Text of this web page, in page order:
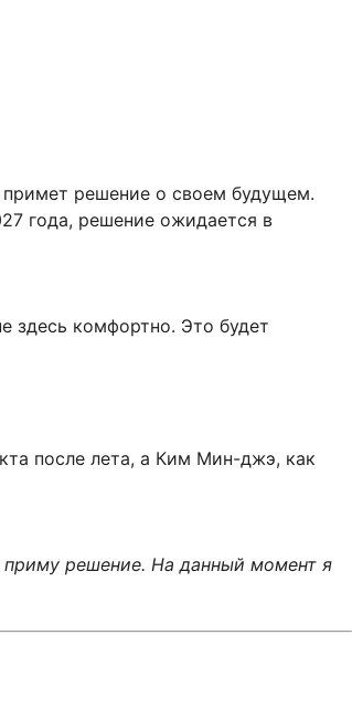
решение о своем будущем.
года, решение ожидается в
здесь комфортно. Это будет
после лета, а Ким Мин-джэ, как
приму решение. На данный момент я